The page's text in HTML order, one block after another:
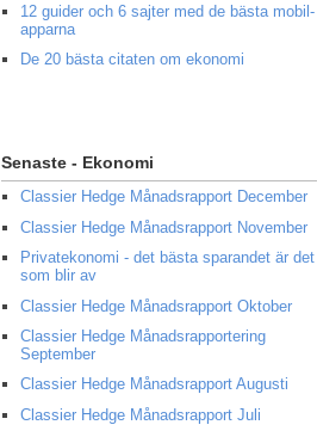
12 guider och 6 sajter med de bästa mobil-
apparna
De 20 bästa citaten om ekonomi
Senaste - Ekonomi
Classier Hedge Månadsrapport December
Classier Hedge Månadsrapport November
Privatekonomi - det bästa sparandet är det
som blir av
Classier Hedge Månadsrapport Oktober
Classier Hedge Månadsrapportering
September
Classier Hedge Månadsrapport Augusti
Classier Hedge Månadsrapport Juli